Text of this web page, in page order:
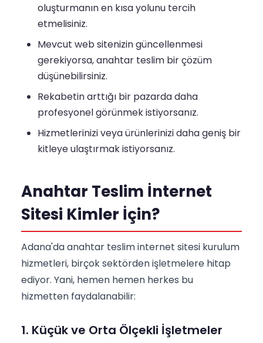
oluşturmanın en kısa yolunu tercih
etmelisiniz.
Mevcut web sitenizin güncellenmesi
gerekiyorsa, anahtar teslim bir çözüm
düşünebilirsiniz.
Rekabetin arttığı bir pazarda daha
profesyonel görünmek istiyorsanız.
Hizmetlerinizi veya ürünlerinizi daha geniş bir
kitleye ulaştırmak istiyorsanız.
Anahtar Teslim İnternet
Sitesi Kimler İçin?
Adana'da anahtar teslim internet sitesi kurulum
hizmetleri, birçok sektörden işletmelere hitap
ediyor. Yani, hemen hemen herkes bu
hizmetten faydalanabilir:
1. Küçük ve Orta Ölçekli İşletmeler